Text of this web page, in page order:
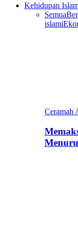
Kehidupan
Semua
islami
Ceramah